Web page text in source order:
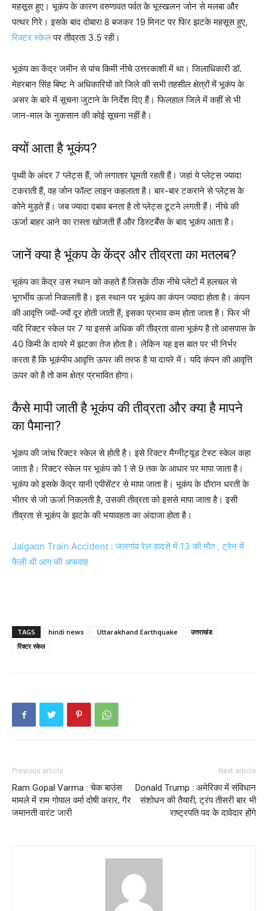
महसूस हुए। भूकंप के कारण वरुणावत पर्वत के भूस्खलन जोन से मलबा और
पत्थर गिरे। इसके बाद दोबारा 8 बजकर 19 मिनट पर फिर झटके महसूस हुए,
रिक्टर स्केलपर तीव्रता 3.5 रही।
भूकंप का केंद्र जमीन से पांच किमी नीचे उत्तरकाशी में था। जिलाधिकारी डॉ.
मेहरबान सिंह बिष्ट ने अधिकारियों को जिले की सभी तहसील क्षेत्रों में भूकंप के
असर के बारे में सूचना जुटाने के निर्देश दिए हैं। फिलहाल जिले में कहीं से भी
जान-माल के नुकसान की कोई सूचना नहीं है।
क्यों आता है भूकंप?
पृथ्वी के अंदर 7 प्लेट्स हैं, जो लगातार घूमती रहती हैं। जहां ये प्लेट्स ज्यादा
टकराती हैं, वह जोन फॉल्ट लाइन कहलाता है। बार-बार टकराने से प्लेट्स के
कोने मुड़ते हैं। जब ज्यादा दबाव बनता है तो प्लेट्स टूटने लगती हैं। नीचे की
ऊर्जा बाहर आने का रास्ता खोजती हैं और डिस्टर्बेंस के बाद भूकंप आता है।
जानें क्या है भूंकप के केंद्र और तीव्रता का मतलब?
भूकंप का केंद्र उस स्थान को कहते हैं जिसके ठीक नीचे प्लेटों में हलचल से
भूगर्भीय ऊर्जा निकलती है। इस स्थान पर भूकंप का कंपन ज्यादा होता है। कंपन
की आवृत्ति ज्यों-ज्यों दूर होती जाती हैं, इसका प्रभाव कम होता जाता है। फिर भी
यदि रिक्टर स्केल पर 7 या इससे अधिक की तीव्रता वाला भूकंप है तो आसपास के
40 किमी के दायरे में झटका तेज होता है। लेकिन यह इस बात पर भी निर्भर
करता है कि भूकंपीय आवृत्ति ऊपर की तरफ है या दायरे में। यदि कंपन की आवृत्ति
ऊपर को है तो कम क्षेत्र प्रभावित होगा।
कैसे मापी जाती है भूकंप की तीव्रता और क्या है मापने
का पैमाना?
भूंकप की जांच रिक्टर स्केल से होती है। इसे रिक्टर मैग्नीट्यूड टेस्ट स्केल कहा
जाता है। रिक्टर स्केल पर भूकंप को 1 से 9 तक के आधार पर मापा जाता है।
भूकंप को इसके केंद्र यानी एपीसेंटर से मापा जाता है। भूकंप के दौरान धरती के
भीतर से जो ऊर्जा निकलती है, उसकी तीव्रता को इससे मापा जाता है। इसी
तीव्रता से भूकंप के झटके की भयावहता का अंदाजा होता है।
Jalgaon Train Accident : जलगांव रेल हादसे में 13 की मौत , ट्रेन में
फैली थी आग की अफवाह
TAGS hindi news Uttarakhand Earthquake
उत्तराखंड
रिक्टर स्केल
Previous article
Ram Gopal Varma : चेक बाउंस
मामले में राम गोपाल वर्मा दोषी करार, गैर
जमानती वारंट जारी
Next article
Donald Trump : अमेरिका में संविधान
संशोधन की तैयारी, ट्रंप तीसरी बार भी
राष्ट्रपति पद के दावेदार होंगे